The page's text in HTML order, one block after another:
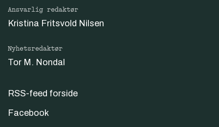
Ansvarlig redaktør
Kristina Fritsvold Nilsen
Nyhetsredaktør
Tor M. Nondal
RSS-feed forside
Facebook